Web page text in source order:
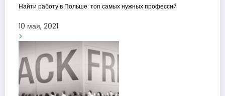
Найти работу в Польше: топ самых нужных профессий
10 мая, 2021